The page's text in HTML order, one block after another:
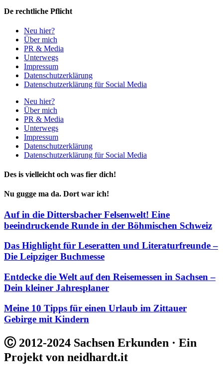
De rechtliche Pflicht
Neu hier?
Über mich
PR & Media
Unterwegs
Impressum
Datenschutzerklärung
Datenschutzerklärung für Social Media
Neu hier?
Über mich
PR & Media
Unterwegs
Impressum
Datenschutzerklärung
Datenschutzerklärung für Social Media
Des is vielleicht och was fier dich!
Nu gugge ma da. Dort war ich!
Auf in die Dittersbacher Felsenwelt! Eine
beeindruckende Runde in der Böhmischen Schweiz
Das Highlight für Leseratten und Literaturfreunde –
Die Leipziger Buchmesse
Entdecke die Welt auf den Reisemessen in Sachsen –
Dein kleiner Jahresplaner
Meine 10 Tipps für einen Urlaub im Zittauer
Gebirge mit Kindern
Ⓒ 2012-2024 Sachsen Erkunden · Ein
Projekt von neidhardt.it